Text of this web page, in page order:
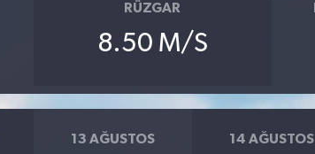
RÜZGAR
8.50 M/S
13 AĞUSTOS 14 AĞUSTOS